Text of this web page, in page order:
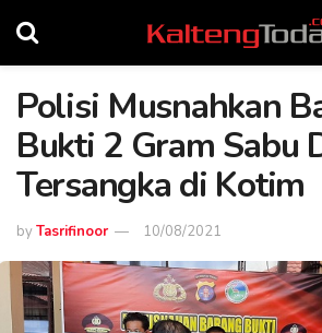
Polisi Musnahkan
Bukti 2 Gram Sabu
Tersangka di Kotim
byTasrifinoor 10/08/2021